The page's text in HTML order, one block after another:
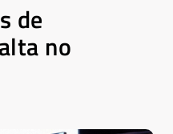
de
no